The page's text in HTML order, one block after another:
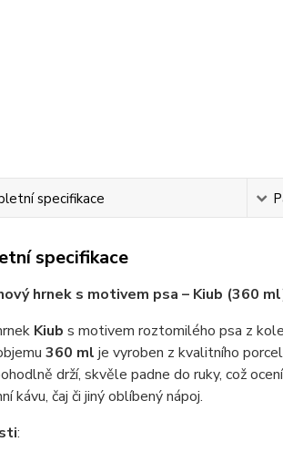
specifikace
specifikace
hrnek s motivem psa – Kiub (360
Kiub s motivem roztomilého psa z
360 ml je vyroben z kvalitního
drží, skvěle padne do ruky, což
kávu, čaj či jiný oblíbený nápoj.
: